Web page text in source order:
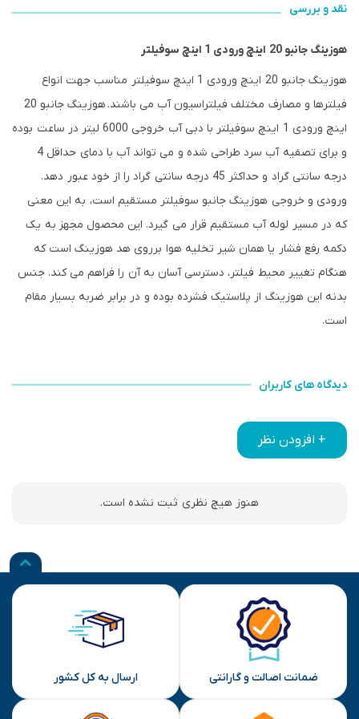
نقد و بررسی
هوزینگ جانبو 20 اینچ ورودی 1 اینچ سوفیلتر
هوزینگ جانبو 20 اینچ ورودی 1 اینچ سوفیلتر مناسب جهت انواع
فیلترها و مصارف مختلف فیلتراسیون آب می باشند. هوزینگ جانبو 20
اینچ ورودی 1 اینچ سوفیلتر با دبی آب خروجی 6000 لیتر در ساعت بوده
و برای تصفیه آب سرد طراحی شده و می تواند آب با دمای حداقل 4
درجه سانتی گراد و حداکثر 45 درجه سانتی گراد را از خود عبور دهد.
ورودی و خروجی هوزینگ جانبو سوفیلتر مستقیم است، به این معنی
که در مسیر لوله آب مستقیم قرار می گیرد. این محصول مجهز به یک
دکمه رفع فشار یا همان شیر تخلیه هوا برروی هد هوزینگ است که
هنگام تغییر محیط فیلتر، دسترسی آسان به آن را فراهم می کند. جنس
بدنه این هوزینگ از پلاستیک فشرده بوده و در برابر ضربه بسیار مقام
است.
دیدگاه های کاربران
+ افزودن نظر
هنوز هیچ نظری ثبت نشده است.
ضمانت اصالت و گارانتی ارسال به کل کشور